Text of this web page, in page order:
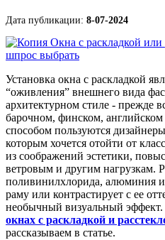
Дата публикации: 8-07-2024
Установка окна с раскладкой
“оживления” внешнего вида
архитектурном стиле - прежде
барочном, финском,
способом пользуются
которым хочется отойти от
из соображений эстетики,
ветровым и другим нагрузкам.
поливинилхлорида, алюминия
раму или контрастирует с ее
необычный визуальный
окнах с раскладкой и
рассказываем в статье.